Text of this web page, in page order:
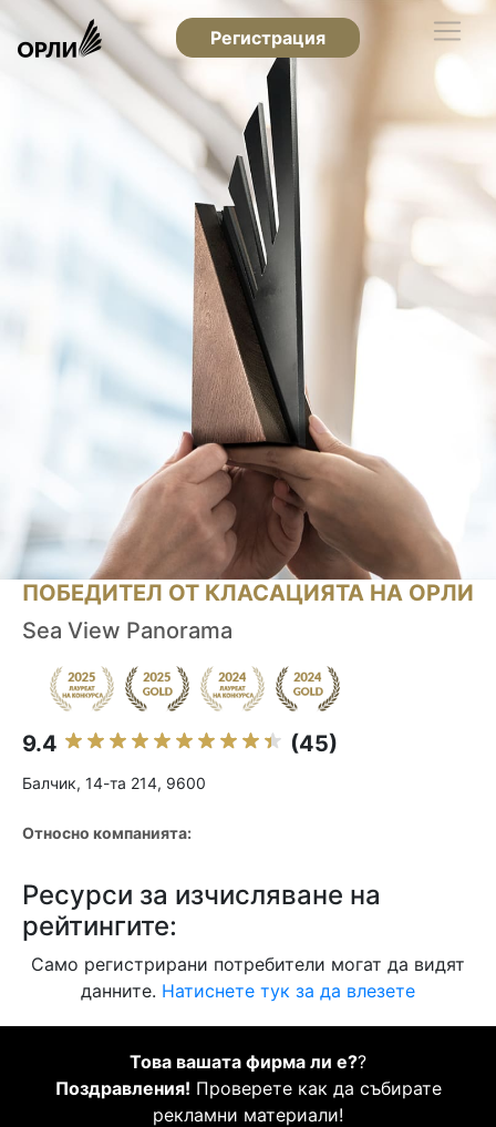
Регистрация
ПОБЕДИТЕЛ ОТ КЛАСАЦИЯТА НА ОРЛИ
Sea View Panorama
9.4 (45)
Балчик, 14-та 214, 9600
Относно компанията:
Ресурси за изчисляване на
рейтингите:
Само регистрирани потребители могат да видят
данните. Натиснете тук за да влезете
Това вашата фирма ли е??
Поздравления! Проверете как да събирате
рекламни материали!